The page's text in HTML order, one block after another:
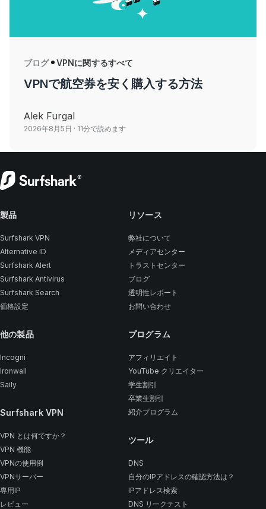
ブログ VPNに関するすべて
VPNで航空券を安く購入する方法
Alek Furgal
2026年8月5日 · 11分で読めます
製品
Surfshark VPN
Alternative ID
Surfshark Alert
Surfshark Antivirus
Surfshark Search
価格設定
他の製品
Incogni
Ironwall
Saily
Surfshark VPN
VPN とは何ですか？
VPN 機能
VPNの使用例
VPNサーバー
専用IP
レビュー
リソース
弊社について
メディアセンター
トラストセンター
ブログ
透明性レポート
お問い合わせ
プログラム
アフィリエイト
YouTube クリエイター
学生割引
卒業生割引
紹介プログラム
ツール
DNS
自分のIPアドレスの確認方法は？
IPアドレス検索
DNS リークテスト